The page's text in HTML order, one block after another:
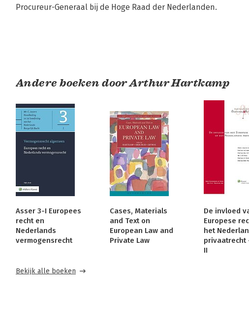
Procureur-Generaal bij de Hoge Raad der Nederlanden.
Andere boeken door Arthur Hartkamp
Asser 3-I Europees
recht en
Nederlands
vermogensrecht
Cases, Materials
and Text on
European Law and
Private Law
De invloed
Europese
het
privaatrecht
II
Bekijk alle boeken